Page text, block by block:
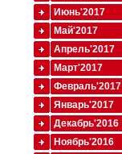
Июнь'2017
Май'2017
Апрель'2017
Март'2017
Февраль'2017
Январь'2017
Декабрь'2016
Ноябрь'2016